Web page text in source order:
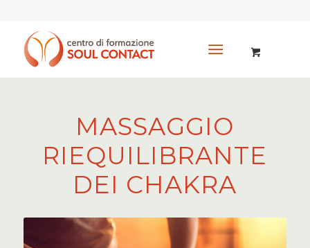
MASSAGGIO
RIEQUILIBRANTE
DEI CHAKRA